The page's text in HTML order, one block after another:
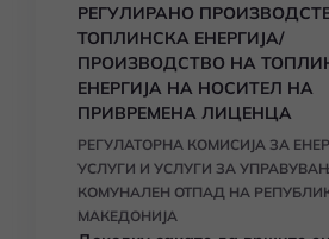
РЕГУЛИРАНО
ТОПЛИНСКА ЕНЕРГИЈА/
ПРОИЗВОДСТВО НА
ЕНЕРГИЈА НА НОСИТЕЛ НА
ПРИВРЕМЕНА ЛИЦЕНЦА
РЕГУЛАТОРНА КОМИСИЈА ЗА
УСЛУГИ И УСЛУГИ ЗА
КОМУНАЛЕН ОТПАД НА
МАКЕДОНИЈА